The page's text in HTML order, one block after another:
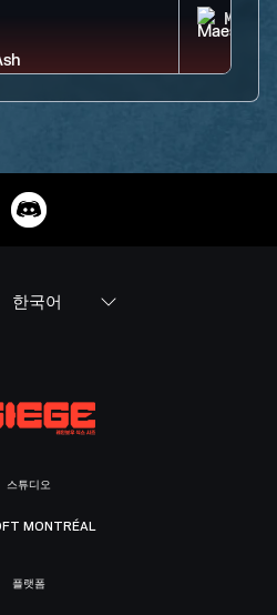
한국어
스튜디오
MONTRÉAL
플랫폼